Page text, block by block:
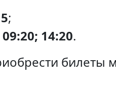
;
14:20.
билеты